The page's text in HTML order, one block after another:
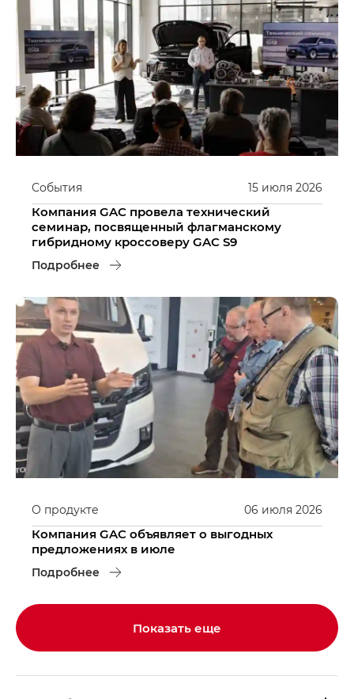
15 июля 2026
События
Компания GAC провела технический
семинар, посвященный флагманскому
гибридному кроссоверу GAC S9
Подробнее
06 июля 2026
О продукте
Компания GAC объявляет о выгодных
предложениях в июле
Подробнее
Показать еще